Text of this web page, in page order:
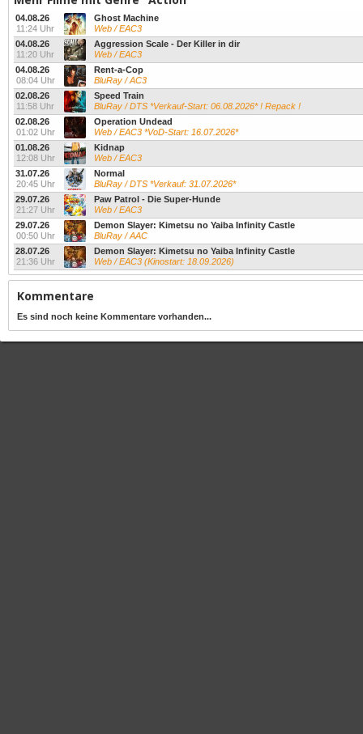
04.08.26
11:24 Uhr
Ghost Machine
Web / EAC3
04.08.26
11:20 Uhr
Aggression Scale - Der Killer in dir
Web / EAC3
04.08.26
08:04 Uhr
Rent-a-Cop
BluRay / AC3
02.08.26
11:58 Uhr
Speed Train
BluRay / DTS *Verkauf-Start: 06.08.2026* ! Repack !
02.08.26
01:02 Uhr
Operation Undead
Web / EAC3 *VoD-Start: 16.07.2026*
01.08.26
12:08 Uhr
Kidnap
Web / EAC3
31.07.26
20:45 Uhr
Normal
BluRay / DTS *Verkauf: 31.07.2026*
29.07.26
21:27 Uhr
Paw Patrol - Die Super-Hunde
Web / EAC3
29.07.26
00:50 Uhr
Demon Slayer: Kimetsu no Yaiba Infinity Castle
BluRay / AAC
28.07.26
21:36 Uhr
Demon Slayer: Kimetsu no Yaiba Infinity Castle
Web / EAC3 (Kinostart: 18.09.2026)
Kommentare
Es sind noch keine Kommentare vorhanden...